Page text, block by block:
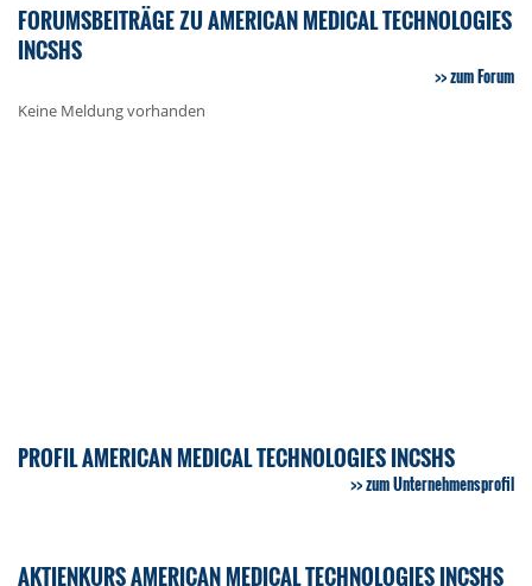
FORUMSBEITRÄGE ZU AMERICAN MEDICAL TECHNOLOGIES
INCSHS
zum Forum
Keine Meldung vorhanden
PROFIL AMERICAN MEDICAL TECHNOLOGIES INCSHS
zum Unternehmensprofil
AKTIENKURS AMERICAN MEDICAL TECHNOLOGIES INCSHS